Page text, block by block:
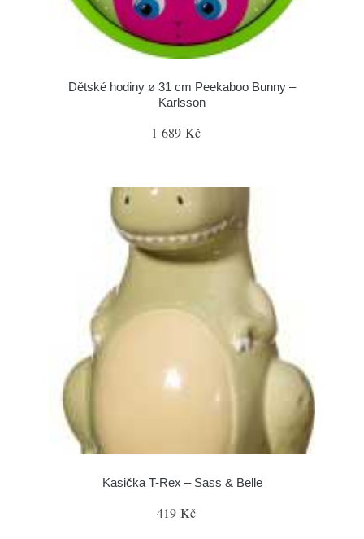
Dětské hodiny ø 31 cm Peekaboo Bunny –
Karlsson
1 689 Kč
Kasička T-Rex – Sass & Belle
419 Kč